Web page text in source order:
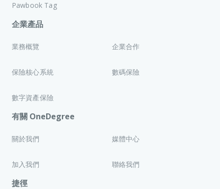
Pawbook Tag
企業產品
業務概覽 企業合作
保險核心系統 數碼保險
數字資產保險
有關 OneDegree
關於我們 媒體中心
加入我們 聯絡我們
捷徑